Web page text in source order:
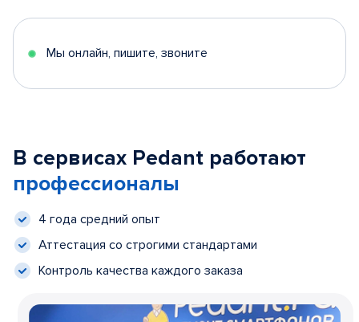
Мы онлайн, пишите, звоните
В сервисах Pedant работают
профессионалы
4 года средний опыт
Аттестация со строгими стандартами
Контроль качества каждого заказа